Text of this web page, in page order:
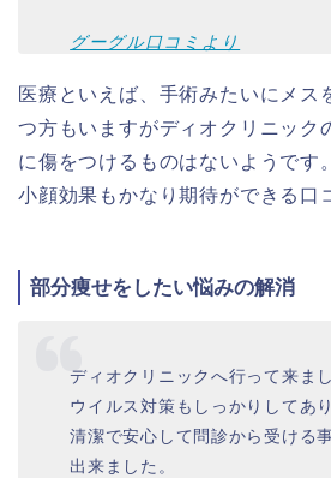
グーグル口コミより
医療といえば、手術みたいにメス
つ方もいますがディオクリニック
に傷をつけるものはないようです。
小顔効果もかなり期待ができる口
部分痩せをしたい悩みの解消
ディオクリニックへ行って来まし
ウイルス対策もしっかりしてあり
清潔で安心して問診から受ける
出来ました。